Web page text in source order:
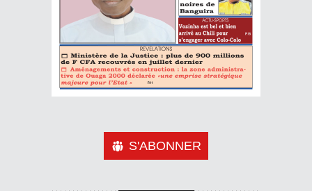
S'ABONNER